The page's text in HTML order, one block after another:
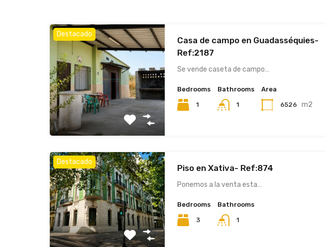
Destacado
Casa de campo en Guadasséquies-
Ref:2187
Se vende caseta de campo…
Bedrooms
1
Bathrooms
1
Area
6526 m2
Destacado
Piso en Xativa- Ref:874
Ponemos a la venta esta…
Bedrooms
3
Bathrooms
1